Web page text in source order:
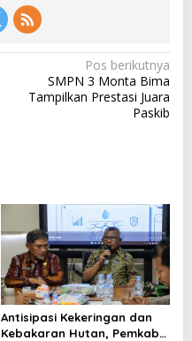
Pos berikutnya
SMPN 3 Monta Bima
Tampilkan Prestasi Juara
Paskib
Antisipasi Kekeringan dan
Kebakaran Hutan, Pemkab